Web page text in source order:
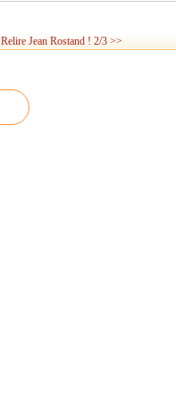
Relire Jean Rostand ! 2/3 >>